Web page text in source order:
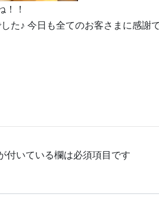
！
た♪ 今日も全てのお客さまに感謝
付いている欄は必須項目です